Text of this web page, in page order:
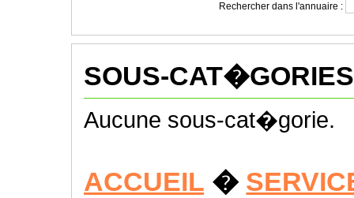
Rechercher dans l'annuaire :
SOUS-CAT�GORIES
Aucune sous-cat�gorie.
ACCUEIL �